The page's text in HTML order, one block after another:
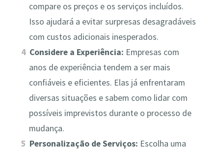
compare os preços e os serviços incluídos.
Isso ajudará a evitar surpresas desagradáveis
com custos adicionais inesperados.
Considere a Experiência: Empresas com
anos de experiência tendem a ser mais
confiáveis e eficientes. Elas já enfrentaram
diversas situações e sabem como lidar com
possíveis imprevistos durante o processo de
mudança.
Personalização de Serviços: Escolha uma